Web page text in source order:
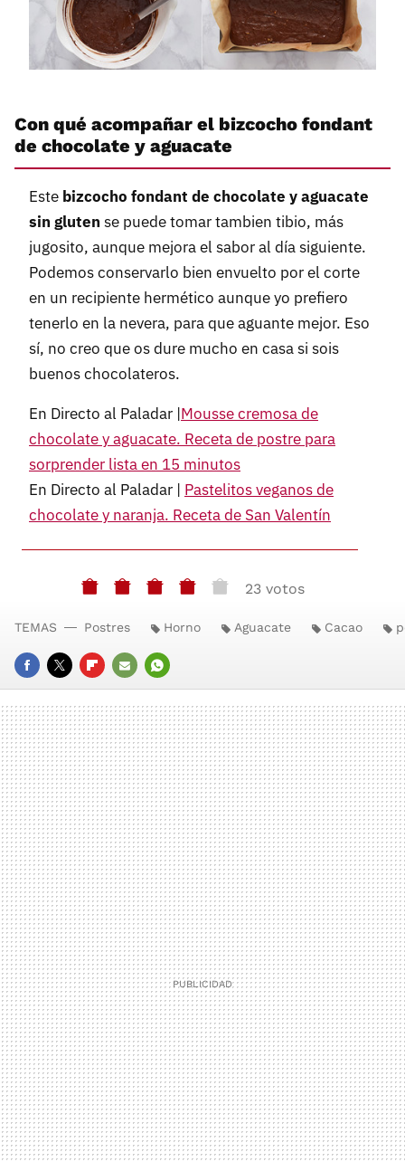
Con qué acompañar el bizcocho fondant
de chocolate y aguacate
Este bizcocho fondant de chocolate y aguacate
sin gluten se puede tomar tambien tibio, más
jugosito, aunque mejora el sabor al día siguiente.
Podemos conservarlo bien envuelto por el corte
en un recipiente hermético aunque yo prefiero
tenerlo en la nevera, para que aguante mejor. Eso
sí, no creo que os dure mucho en casa si sois
buenos chocolateros.
En Directo al Paladar |Mousse cremosa de
chocolate y aguacate. Receta de postre para
sorprender lista en 15 minutos
En Directo al Paladar | Pastelitos veganos de
chocolate y naranja. Receta de San Valentín
23 votos
FACEBOOK
TWITTERFLIPBOARD
E-
MAIL
WHATSAPP
TEMAS Postres Horno Aguacate Cacao